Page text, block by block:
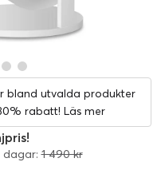
bland utvalda produkter
rabatt! Läs mer
dagar:1 490 kr